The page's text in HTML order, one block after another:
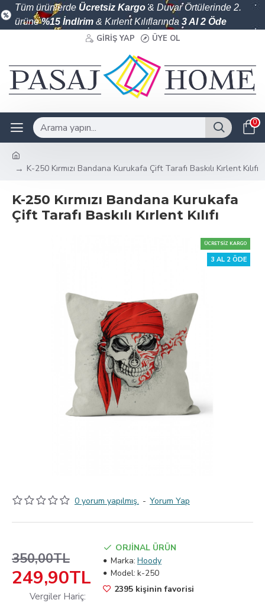
Tüm ürünlerde Ücretsiz Kargo& Duvar Örtülerinde 2.
ürüne%15 İndirim & Kırlent Kılıflarında 3 Al 2 Öde
GIRIŞ YAP ÜYE OL
0
K-250 Kırmızı Bandana Kurukafa Çift Tarafı Baskılı Kırlent Kılıfı
K-250 Kırmızı Bandana Kurukafa
Çift Tarafı Baskılı Kırlent Kılıfı
ÜCRETSIZ KARGO
3 AL 2 ÖDE
0 yorum yapılmış. - Yorum Yap
249,90TL
350,00TL
Vergiler Hariç:
ORJİNAL ÜRÜN
Marka: Hoody
Model: k-250
2395 kişinin favorisi